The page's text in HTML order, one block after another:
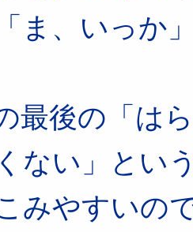
ま、いっか
最後の「は
ない」とい
みやすいの